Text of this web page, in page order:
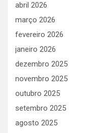
abril 2026
março 2026
fevereiro 2026
janeiro 2026
dezembro 2025
novembro 2025
outubro 2025
setembro 2025
agosto 2025